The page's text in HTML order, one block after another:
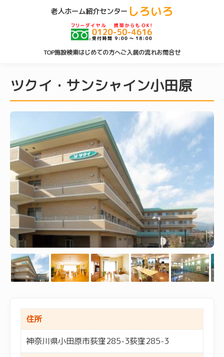
老人ホーム紹介センター しろいろ
TOP施設検索はじめての方へご入居の流れお問合せ
ツクイ・サンシャイン小田原
住所
神奈川県小田原市荻窪285-3荻窪285-3